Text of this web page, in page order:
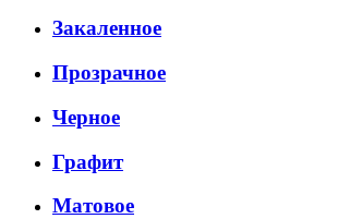
Закаленное
Прозрачное
Черное
Графит
Матовое